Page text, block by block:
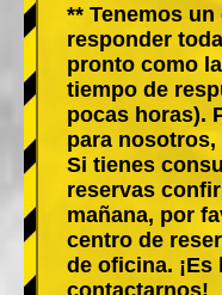
** Tenemos
responder
pronto como
tiempo de
pocas horas).
para
Si tienes
reservas
mañana, por
centro de
de oficina.
contactarnos!